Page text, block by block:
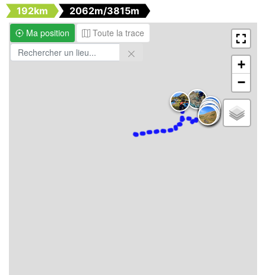
192km
2062m/3815m
Ma position
Toute la trace
+
−